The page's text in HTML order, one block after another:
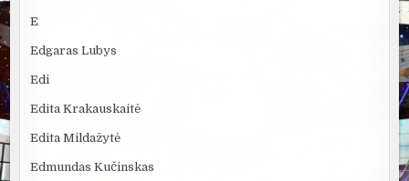
E
Edgaras Lubys
Edi
Edita Krakauskaitė
Edita Mildažytė
Edmundas Kučinskas